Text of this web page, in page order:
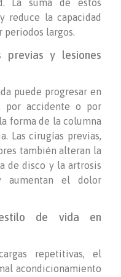
La suma de estos
reduce la capacidad
periodos largos.
previas y lesiones
puede progresar en
por accidente o por
forma de la columna
Las cirugías previas,
también alteran la
de disco y la artrosis
aumentan el dolor
de vida en
repetitivas, el
acondicionamiento